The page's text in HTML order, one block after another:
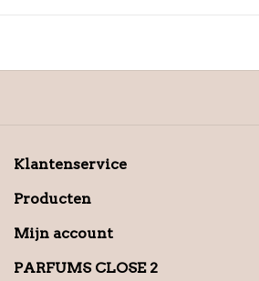
Klantenservice
Producten
Mijn account
PARFUMS CLOSE 2